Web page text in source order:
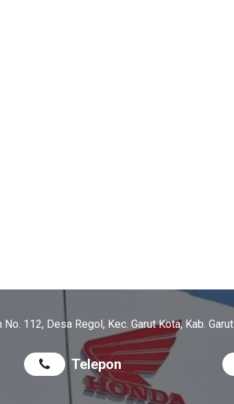
No. 112, Desa Regol, Kec. Garut Kota, Kab. Garut
Telepon